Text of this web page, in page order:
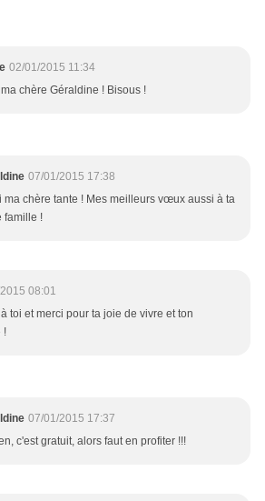
02/01/2015 11:34
chère Géraldine ! Bisous !
07/01/2015 17:38
ma chère tante ! Mes meilleurs vœux aussi à ta
famille !
08:01
toi et merci pour ta joie de vivre et ton
!
07/01/2015 17:37
c'est gratuit, alors faut en profiter !!!